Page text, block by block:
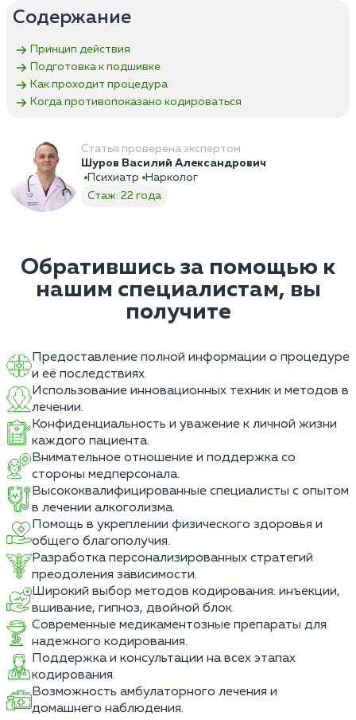
Содержание
Принцип действия
Подготовка к подшивке
Как проходит процедура
Когда противопоказано кодироваться
Статья проверена экспертом
Шуров Василий Александрович
Психиатр
Нарколог
Стаж: 22 года
Обратившись за помощью к
нашим специалистам, вы
получите
Предоставление полной информации о процедуре
и её последствиях.
Использование инновационных техник и методов в
лечении.
Конфиденциальность и уважение к личной жизни
каждого пациента.
Внимательное отношение и поддержка со
стороны медперсонала.
Высококвалифицированные специалисты с опытом
в лечении алкоголизма.
Помощь в укреплении физического здоровья и
общего благополучия.
Разработка персонализированных стратегий
преодоления зависимости.
Широкий выбор методов кодирования: инъекции,
вшивание, гипноз, двойной блок.
Современные медикаментозные препараты для
надежного кодирования.
Поддержка и консультации на всех этапах
кодирования.
Возможность амбулаторного лечения и
домашнего наблюдения.